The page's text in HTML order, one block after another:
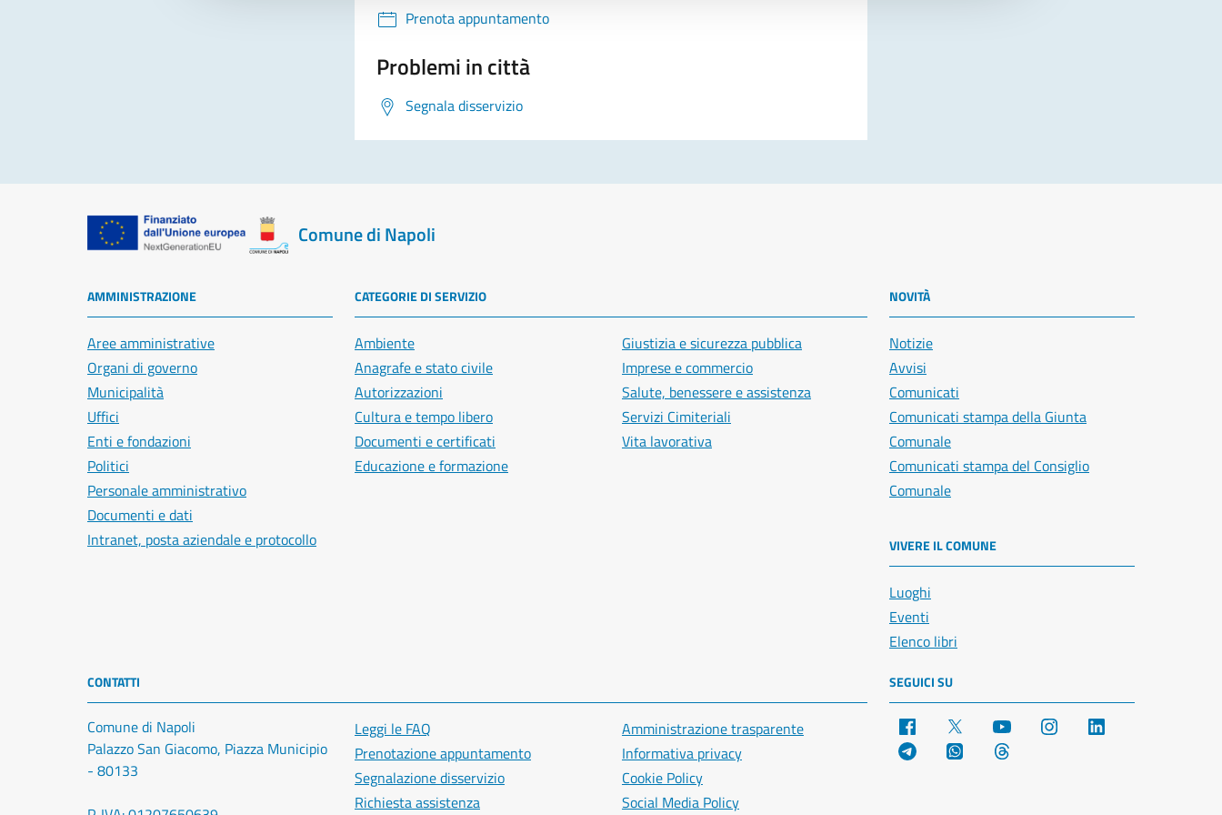
Prenota appuntamento
Problemi in città
Segnala disservizio
Comune di Napoli
AMMINISTRAZIONE
Aree amministrative
Organi di governo
Municipalità
Uffici
Enti e fondazioni
Politici
Personale amministrativo
Documenti e dati
Intranet, posta aziendale e protocollo
CATEGORIE DI SERVIZIO
Ambiente
Anagrafe e stato civile
Autorizzazioni
Cultura e tempo libero
Documenti e certificati
Educazione e formazione
Giustizia e sicurezza pubblica
Imprese e commercio
Salute, benessere e assistenza
Servizi Cimiteriali
Vita lavorativa
NOVITÀ
Notizie
Avvisi
Comunicati
Comunicati stampa della Giunta
Comunale
Comunicati stampa del Consiglio
Comunale
VIVERE IL COMUNE
Luoghi
Eventi
Elenco libri
CONTATTI
Comune di Napoli
Palazzo San Giacomo, Piazza Municipio
- 80133
Leggi le FAQ
Prenotazione appuntamento
Segnalazione disservizio
Richiesta assistenza
Amministrazione trasparente
Informativa privacy
Cookie Policy
Social Media Policy
SEGUICI SU
Facebook YouTube Instagram
Telegram WhatsApp